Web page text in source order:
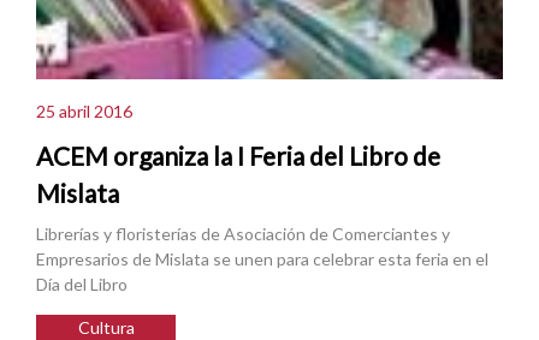
25 abril 2016
ACEM organiza la I Feria del Libro de
Mislata
Librerías y floristerías de Asociación de Comerciantes y
Empresarios de Mislata se unen para celebrar esta feria en el
Día del Libro
Cultura